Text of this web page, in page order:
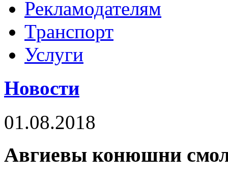
Рекламодателям
Транспорт
Услуги
Новости
01.08.2018
Авгиевы конюшни